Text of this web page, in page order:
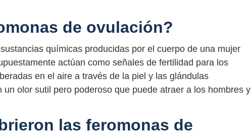
de ovulación?
químicas producidas por el cuerpo de una mujer
actúan como señales de fertilidad para los
en el aire a través de la piel y las glándulas
olor sutil pero poderoso que puede atraer a los hombres y
las feromonas de